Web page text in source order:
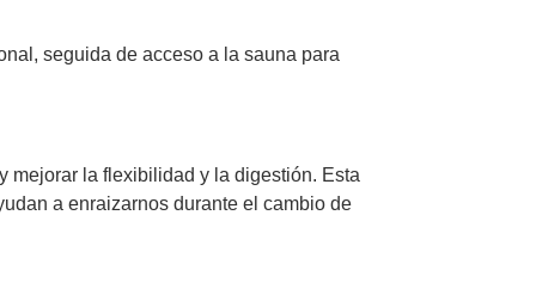
seguida de acceso a la sauna para
mejorar la flexibilidad y la digestión. Esta
a enraizarnos durante el cambio de